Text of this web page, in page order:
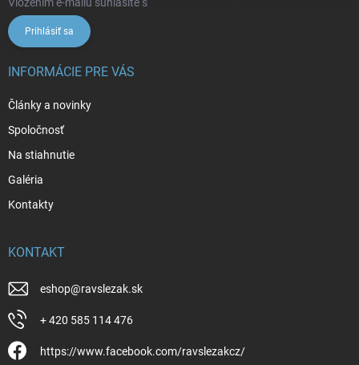
Prihlásiť sa
INFORMÁCIE PRE VÁS
Články a novinky
Spoločnosť
Na stiahnutie
Galéria
Kontakty
KONTAKT
eshop@ravslezak.sk
+ 420 585 114 476
https://www.facebook.com/ravslezakcz/